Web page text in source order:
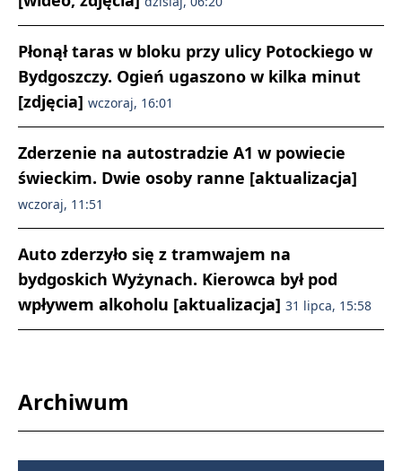
Płonął taras w bloku przy ulicy Potockiego w
Bydgoszczy. Ogień ugaszono w kilka minut
[zdjęcia] wczoraj, 16:01
Zderzenie na autostradzie A1 w powiecie
świeckim. Dwie osoby ranne [aktualizacja]
wczoraj, 11:51
Auto zderzyło się z tramwajem na
bydgoskich Wyżynach. Kierowca był pod
wpływem alkoholu [aktualizacja] 31 lipca, 15:58
Archiwum